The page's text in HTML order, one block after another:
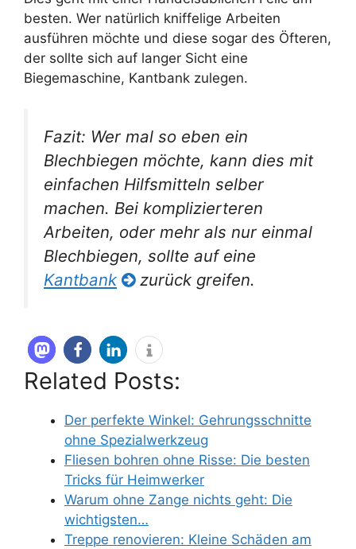
besten. Wer natürlich kniffelige Arbeiten
ausführen möchte und diese sogar des Öfteren,
der sollte sich auf langer Sicht eine
Biegemaschine, Kantbank zulegen.
Fazit: Wer mal so eben ein
Blechbiegen möchte, kann dies mit
einfachen Hilfsmitteln selber
machen. Bei komplizierteren
Arbeiten, oder mehr als nur einmal
Blechbiegen, sollte auf eine
Kantbank
zurück greifen.
Related Posts:
Der perfekte Winkel: Gehrungsschnitte
ohne Spezialwerkzeug
Fliesen bohren ohne Risse: Die besten
Tricks für Heimwerker
Warum ohne Zange nichts geht: Die
wichtigsten…
Treppe renovieren: Kleine Schäden am